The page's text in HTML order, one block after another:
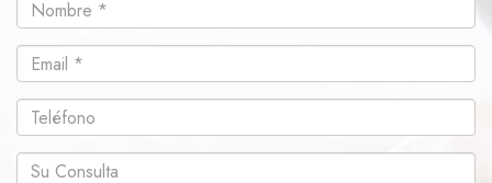
Email
Teléfono
Consulta